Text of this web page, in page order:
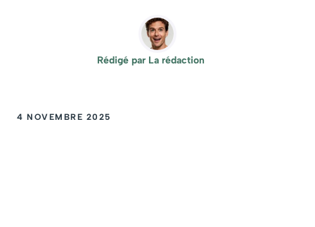
Rédigé par La rédaction
4 NOVEMBRE 2025